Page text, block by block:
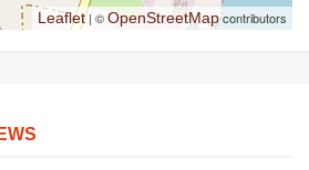
Leaflet| ©OpenStreetMapcontributors